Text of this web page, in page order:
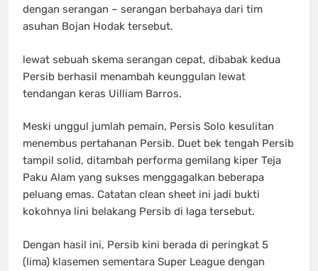
dengan serangan – serangan berbahaya dari tim
asuhan Bojan Hodak tersebut.
lewat sebuah skema serangan cepat, dibabak kedua
Persib berhasil menambah keunggulan lewat
tendangan keras Uilliam Barros.
Meski unggul jumlah pemain, Persis Solo kesulitan
menembus pertahanan Persib. Duet bek tengah Persib
tampil solid, ditambah performa gemilang kiper Teja
Paku Alam yang sukses menggagalkan beberapa
peluang emas. Catatan clean sheet ini jadi bukti
kokohnya lini belakang Persib di laga tersebut.
Dengan hasil ini, Persib kini berada di peringkat 5
(lima) klasemen sementara Super League dengan